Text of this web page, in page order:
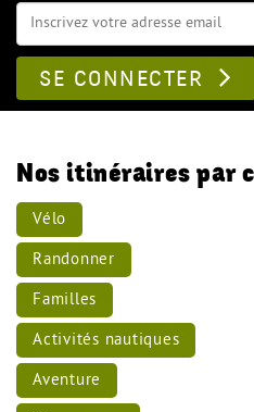
SE CONNECTER
Nos itinéraires par
Vélo
Randonner
Familles
Activités nautiques
Aventure